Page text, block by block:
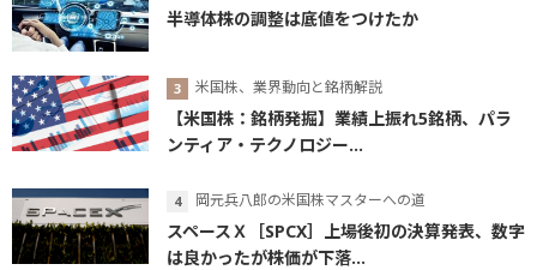
半導体株の調整は底値をつけたか
米国株、業界動向と銘柄解説
【米国株：銘柄発掘】業績上振れ5銘柄、パラ
ンティア・テクノロジー...
岡元兵八郎の米国株マスターへの道
スペースＸ［SPCX］上場後初の決算発表、数字
は良かったが株価が下落...